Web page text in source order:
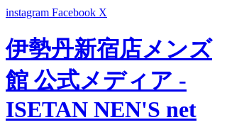
instagram Facebook X
伊勢丹新宿店メンズ
館 公式メディア -
ISETAN NEN'S net